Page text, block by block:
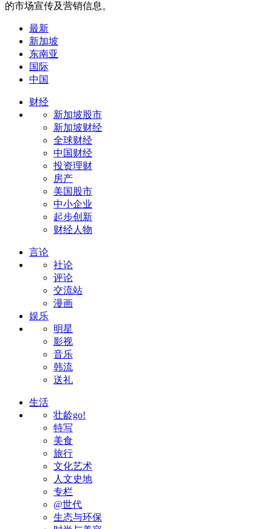
的市场宣传及营销信息。
最新
新加坡
东南亚
国际
中国
财经
新加坡股市
新加坡财经
全球财经
中国财经
投资理财
房产
美国股市
中小企业
起步创新
财经人物
言论
社论
评论
交流站
漫画
娱乐
明星
影视
音乐
韩流
送礼
生活
壮龄go!
特写
美食
旅行
文化艺术
人文史地
专栏
@世代
生态与环保